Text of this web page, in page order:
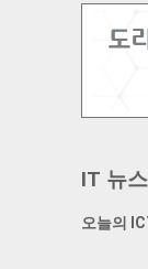
IT 뉴
오늘의